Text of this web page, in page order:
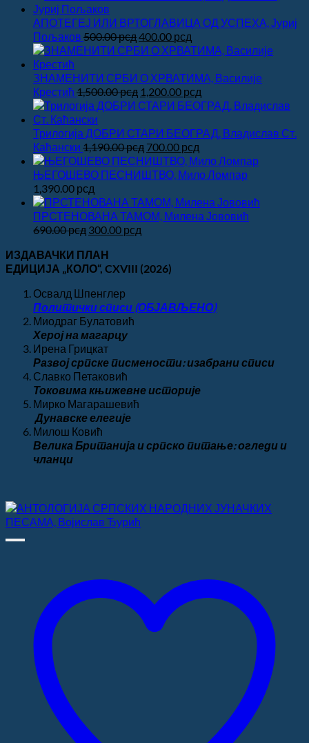
АПОТЕГЕЈ ИЛИ ВРТОГЛАВИЦА ОД УСПЕХА, Јуриј
Пољаков 500.00рсдОригинална
цена
била:
500.00 рсд.
400.00 рсд
цена
400.00 рсд.
ЗНАМЕНИТИ СРБИ О ХРВАТИМА, Василије
Крестић 1,500.00рсд Оригинална
цена
била:
1,500.00 рсд.
1,200.00 рсд
цена
1,200.00 рсд.
Трилогија ДОБРИ СТАРИ БЕОГРАД, Владислав Ст.
Каћански 1,190.00рсд Оригинална
цена
је
1,190.00 рсд.
700.00 рсд
цена
је:
ЊЕГОШЕВО ПЕСНИШТВО, Мило Ломпар
1,390.00 рсд
ПРСТЕНОВАНА ТАМОМ, Милена Јововић
690.00рсд Оригинална
је
била:
300.00 рсд
300.00 рсд.
ИЗДАВАЧКИ ПЛАН
ЕДИЦИЈА „КОЛО“, CXVIII (2026)
Освалд Шпенглер
Политички списи (ОБЈАВЉЕНО)
Миодраг Булатовић
Херој на магарцу
Ирена Грицкат
Развој српске писмености: изабрани списи
Славко Петаковић
Токовима књижевне историје
Мирко Магарашевић
Дунавске елегије
Милош Ковић
Велика Британија и српско питање: огледи и
чланци